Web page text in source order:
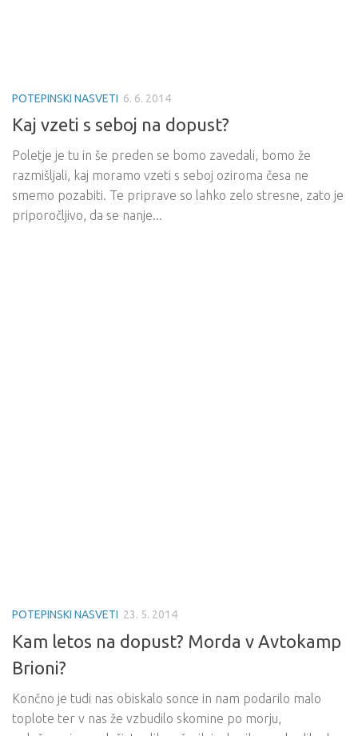
POTEPINSKI NASVETI 6. 6. 2014
Kaj vzeti s seboj na dopust?
Poletje je tu in še preden se bomo zavedali, bomo že
razmišljali, kaj moramo vzeti s seboj oziroma česa ne
smemo pozabiti. Te priprave so lahko zelo stresne, zato je
priporočljivo, da se nanje...
POTEPINSKI NASVETI 23. 5. 2014
Kam letos na dopust? Morda v Avtokamp
Brioni?
Končno je tudi nas obiskalo sonce in nam podarilo malo
toplote ter v nas že vzbudilo skomine po morju,